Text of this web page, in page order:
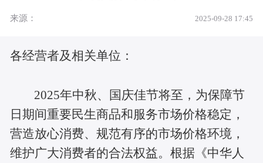
来源： 2025-09-28 17:45
各经营者及相关单位：
2025年中秋、国庆佳节将至，为保障节
日期间重要民生商品和服务市场价格稳定，
营造放心消费、规范有序的市场价格环境，
维护广大消费者的合法权益。根据《中华人